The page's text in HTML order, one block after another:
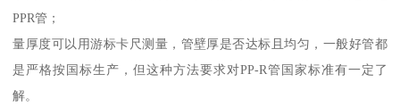
PPR管；
量厚度可以用游标卡尺测量，管壁厚是否达标且均匀，一般好管都
是严格按国标生产，但这种方法要求对PP-R管国家标准有一定了
解。